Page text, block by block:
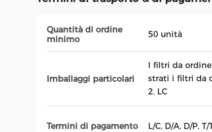
Quantità di ordine
minimo
50 unità
Imballaggi particolari
I filtri da
strati i filtri da
2. LC
Termini di pagamento L/C, D/A, D/P,